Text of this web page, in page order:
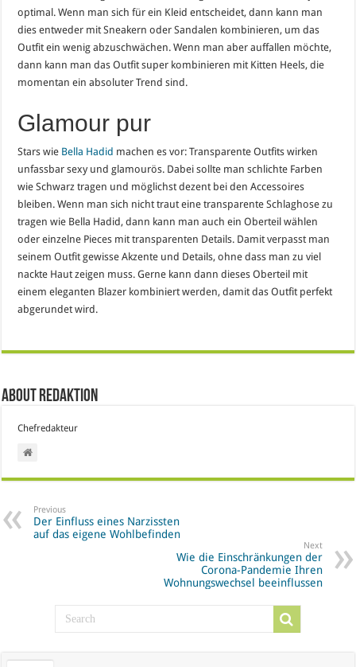
optimal. Wenn man sich für ein Kleid entscheidet, dann kann man
dies entweder mit Sneakern oder Sandalen kombinieren, um das
Outfit ein wenig abzuschwächen. Wenn man aber auffallen möchte,
dann kann man das Outfit super kombinieren mit Kitten Heels, die
momentan ein absoluter Trend sind.
Glamour pur
Stars wie Bella Hadid machen es vor: Transparente Outfits wirken
unfassbar sexy und glamourös. Dabei sollte man schlichte Farben
wie Schwarz tragen und möglichst dezent bei den Accessoires
bleiben. Wenn man sich nicht traut eine transparente Schlaghose zu
tragen wie Bella Hadid, dann kann man auch ein Oberteil wählen
oder einzelne Pieces mit transparenten Details. Damit verpasst man
seinem Outfit gewisse Akzente und Details, ohne dass man zu viel
nackte Haut zeigen muss. Gerne kann dann dieses Oberteil mit
einem eleganten Blazer kombiniert werden, damit das Outfit perfekt
abgerundet wird.
About Redaktion
Chefredakteur
Previous
Der Einfluss eines Narzissten
auf das eigene Wohlbefinden
Next
Wie die Einschränkungen der
Corona-Pandemie Ihren
Wohnungswechsel beeinflussen